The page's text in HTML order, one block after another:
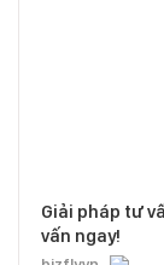
Giải pháp tư
vấn ngay!